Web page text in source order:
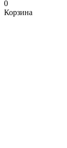
0
Корзина